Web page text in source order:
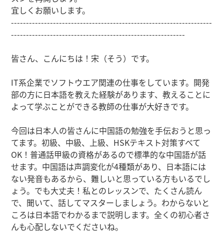
宜しくお願いします。
-------------------------------------------------------------------
----------------------------------------------------------
皆さん、こんにちは！宋（そう）です。
IT系企業でソフトウエア関連の仕事をしています。開発
部の方に日本語を教えた経験があります、教えることに
よって学ぶことができる教師の仕事が大好きです。
今回は日本人の皆さんに中国語の勉強を手伝おうと思っ
てます。初級、中級、上級、HSKテキスト対策すべて
OK！普通話甲級の資格があるので標準的な中国語が話
せます。中国語は声調変化が4種類があり、日本語には
ない発音もあるから、難しいと思っている方もいるでし
ょう。でも大丈夫！私とのレッスンで、たくさん読ん
で、聞いて、話してマスターしましょう。わからないと
ころは日本語でわかるまで説明します。全くの初心者さ
んも心配しないでくださいね。